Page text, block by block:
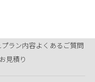
プラン内容よくあるご質問
見積り